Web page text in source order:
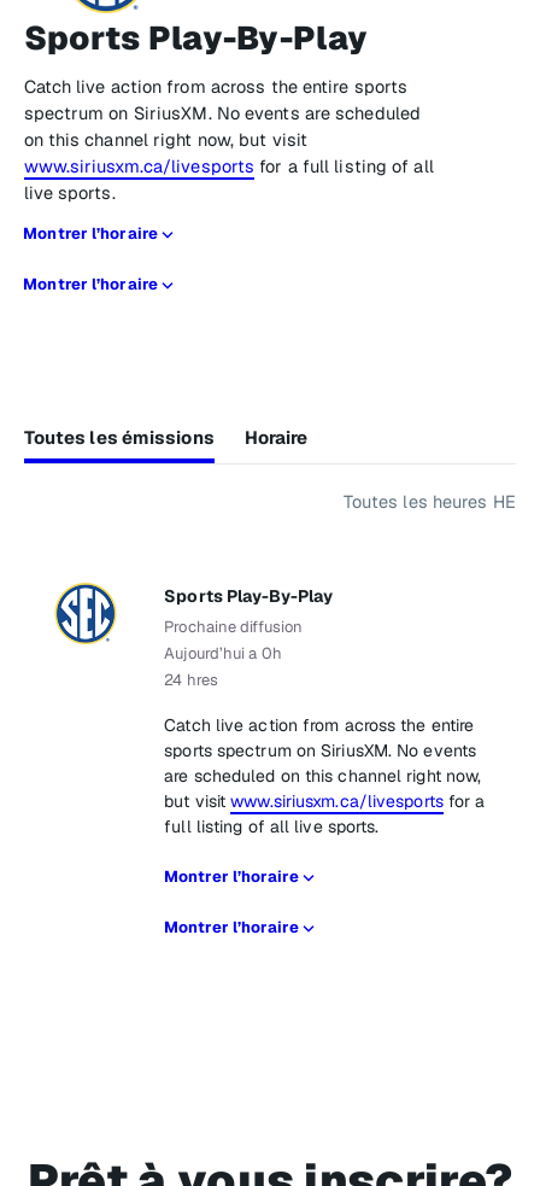
Sports Play-By-Play
Catch live action from across the entire sports
spectrum on SiriusXM. No events are scheduled
on this channel right now, but visit
www.siriusxm.ca/livesports for a full listing of all
live sports.
Montrer l’horaire
Montrer l’horaire
Toutes les émissions Horaire
Toutes les heures HE
Sports Play-By-Play
Prochaine diffusion
Aujourd’hui a 0h
24 hres
Catch live action from across the entire
sports spectrum on SiriusXM. No events
are scheduled on this channel right now,
but visitwww.siriusxm.ca/livesportsfor a
full listing of all live sports.
Montrer l’horaire
Montrer l’horaire